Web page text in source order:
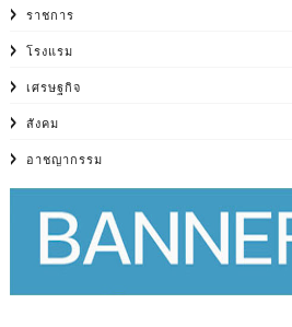
ราชการ
โรงแรม
เศรษฐกิจ
สังคม
อาชญากรรม